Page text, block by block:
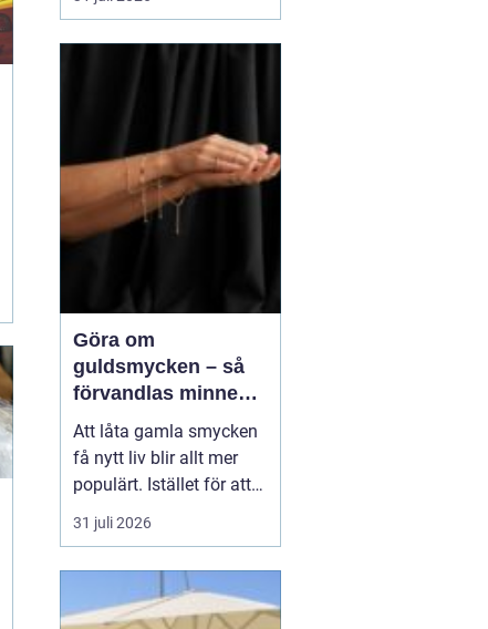
stora händelser eller
svårt att formulera i ord.
sekunder, oavsett om
mottagaren befinner sig
på konto...
Göra om
guldsmycken – så
förvandlas minnen
till nya favoriter
Att låta gamla smycken
få nytt liv blir allt mer
populärt. Istället för att
låta arvegods ligga i en
låda kan de formas om
passar stilen i dag och
bär med sig historien.
31 juli 2026